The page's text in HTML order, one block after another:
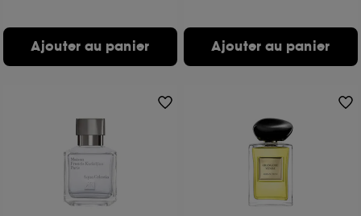
Ajouter au panier Ajouter au panier